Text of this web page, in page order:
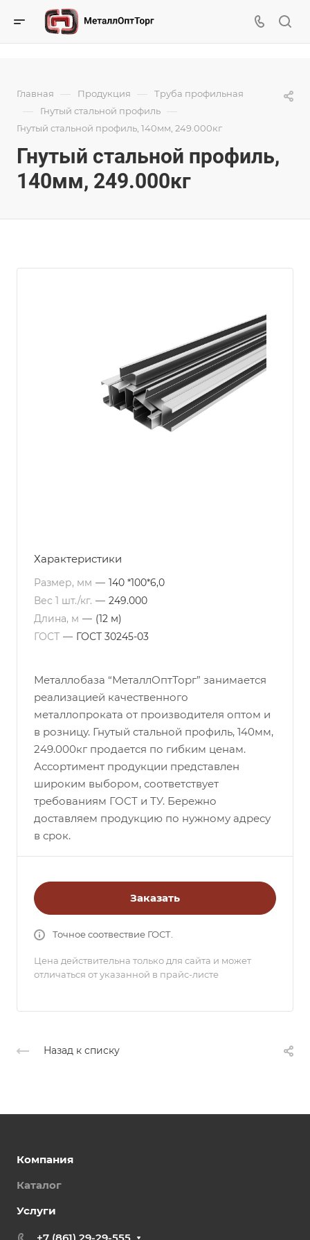
Главная — Продукция — Труба профильная
— Гнутый стальной профиль —
Гнутый стальной профиль, 140мм, 249.000кг
Гнутый стальной профиль,
140мм, 249.000кг
Характеристики
Размер, мм — 140 *100*6,0
Вес 1 шт./кг. — 249.000
Длина, м — (12 м)
ГОСТ — ГОСТ 30245-03
Металлобаза “МеталлОптТорг” занимается
реализацией качественного
металлопроката от производителя оптом и
в розницу. Гнутый стальной профиль, 140мм,
249.000кг продается по гибким ценам.
Ассортимент продукции представлен
широким выбором, соответствует
требованиям ГОСТ и ТУ. Бережно
доставляем продукцию по нужному адресу
в срок.
Заказать
Точное соотвествие ГОСТ.
Цена действительна только для сайта и может
отличаться от указанной в прайс-листе
Назад к списку
Компания
Каталог
Услуги